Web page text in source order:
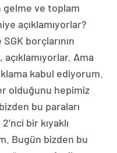
gelme ve toplam
açıklamıyorlar?
borçlarının
Ama
kabul ediyorum.
olduğunu hepimiz
bu paraları
bir kıyaklı
Bugün bizden bu